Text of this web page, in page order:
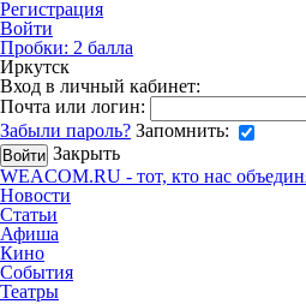
Регистрация
Войти
Пробки: 2 балла
Иркутск
Вход в личный кабинет:
Почта или логин:
Забыли пароль? Запомнить:
Закрыть
WEACOM.RU - тот, кто нас
Новости
Статьи
Афиша
Кино
События
Театры